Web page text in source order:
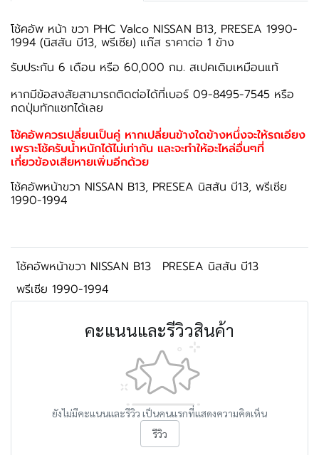
โช้คอัพ หน้า ขวา PHC Valco NISSAN B13, PRESEA 1990-
1994 (นิสสัน บี13, พรีเซีย) แก๊ส ราคาต่อ 1 ข้าง
รับประกัน 6 เดือน หรือ 60,000 กม. สเปคเดิมเหมือนแท้
หากมีข้อสงสัยสามารถติดต่อได้ที่เบอร์ 09-8495-7545 หรือ
กดปุ่มทักแชทได้เลย
โช้คอัพควรเปลี่ยนเป็นคู่ หากเปลี่ยนข้างใดข้างหนึ่งจะให้รถเอียง
เพราะโช้ครับน้ำหนักได้ไม่เท่ากัน และจะทำให้อะไหล่อื่นๆที่
เกี่ยวข้องเสียหายเพิ่มอีกด้วย
โช้คอัพหน้าขวา NISSAN B13, PRESEA นิสสัน บี13, พรีเซีย
1990-1994
โช้คอัพหน้าขวา NISSAN B13
PRESEA นิสสัน บี13
พรีเซีย 1990-1994
คะแนนและรีวิวสินค้า
ยังไม่มีคะแนนและรีวิว เป็นคนแรกที่แสดงความคิดเห็น
รีวิว